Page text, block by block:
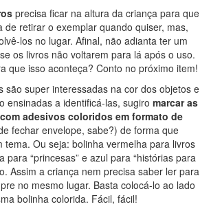
precisa ficar na altura da criança para que
de retirar o exemplar quando quiser, mas,
los no lugar. Afinal, não adianta ter um
os livros não voltarem para lá após o uso.
que isso aconteça? Conto no próximo item!
são super interessadas na cor dos objetos e
ensinadas a identificá-las, sugiro marcar as
adesivos coloridos em formato de
fechar envelope, sabe?) de forma que
tema. Ou seja: bolinha vermelha para livros
para “princesas” e azul para “histórias para
Assim a criança nem precisa saber ler para
no mesmo lugar. Basta colocá-lo ao lado
bolinha colorida. Fácil, fácil!